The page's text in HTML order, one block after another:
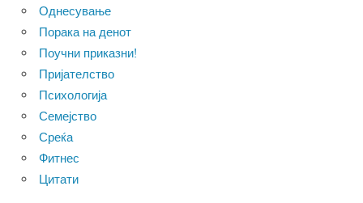
Однесување
Порака на денот
Поучни приказни!
Пријателство
Психологија
Семејство
Среќа
Фитнес
Цитати